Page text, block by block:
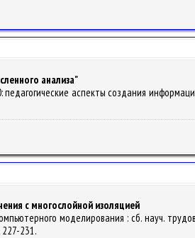
анализа"
аспекты создания
с многослойной изоляцией
моделирования : сб. науч.
227-231.